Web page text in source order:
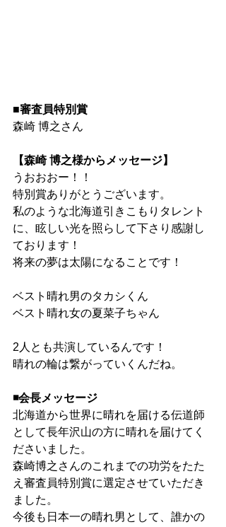
■審査員特別賞
森崎 博之さん
【森崎 博之様からメッセージ】
うおおおー！！
特別賞ありがとうございます。
私のような北海道引きこもりタレント
に、眩しい光を照らして下さり感謝し
ております！
将来の夢は太陽になることです！
ベスト晴れ男のタカシくん
ベスト晴れ女の夏菜子ちゃん
2人とも共演しているんです！
晴れの輪は繋がっていくんだね。
◾️会長メッセージ
北海道から世界に晴れを届ける伝道師
として長年沢山の方に晴れを届けてく
ださいました。
森崎博之さんのこれまでの功労をたた
え審査員特別賞に選定させていただき
ました。
今後も日本一の晴れ男として、誰かの